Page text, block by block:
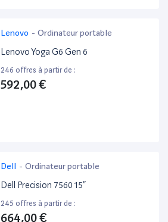
Lenovo - Ordinateur portable
Lenovo Yoga G6 Gen 6
246 offres à partir de :
592,00 €
Dell - Ordinateur portable
Dell Precision 7560 15”
245 offres à partir de :
664,00 €